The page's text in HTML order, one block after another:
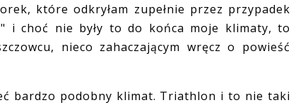
które odkryłam zupełnie przez przypadek
i choć nie były to do końca moje klimaty, to
nieco zahaczającym wręcz o powieść
bardzo podobny klimat. Triathlon i to nie taki